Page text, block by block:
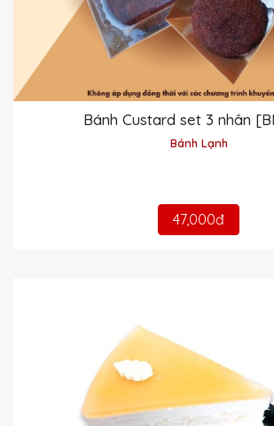
Bánh Custard set 3 nhân
Bánh Lạnh
47,000đ